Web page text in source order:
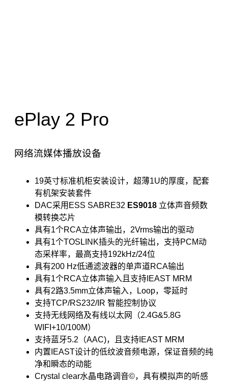
ePlay 2 Pro
网络流媒体播放设备
19英寸标准机柜安装设计，超薄1U的厚度，配套
有机架安装套件
DAC采用ESS SABRE32 ES9018 立体声音频数
模转换芯片
具有1个RCA立体声输出，2Vrms输出的驱动
具有1个TOSLINK插头的光纤输出，支持PCM动
态采样率，最高支持192kHz/24位
具有200 Hz低通滤波器的单声道RCA输出
具有1个RCA立体声输入且支持IEAST MRM
具有2路3.5mm立体声输入，Loop，零延时
支持TCP/RS232/IR 智能控制协议
支持无线网络及有线以太网（2.4G&5.8G
WIFI+10/100M）
支持蓝牙5.2（AAC)，且支持IEAST MRM
内置IEAST设计的低纹波音频电源，保证音频的纯
净和瞬态的动能
Crystal clear水晶电路调音©，具有模拟声的听感